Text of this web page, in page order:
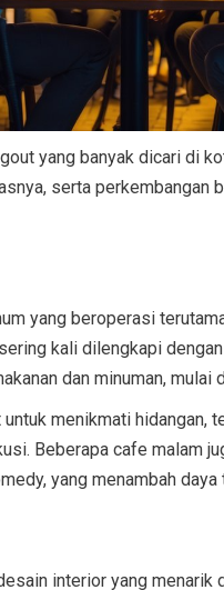
yang banyak dicari di
serta perkembangan
yang beroperasi
kali dilengkapi
dan minuman, mulai
menikmati hidangan,
Beberapa cafe malam
yang menambah daya
interior yang menarik